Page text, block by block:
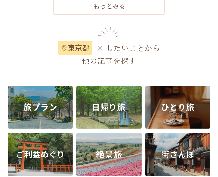
もっとみる
東京都
× したいことから
他の記事を探す